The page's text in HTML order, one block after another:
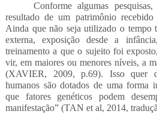
Conforme algumas
resultado de um patrimônio
Ainda que não seja utilizado o tempo
externa, exposição desde a
treinamento a que o sujeito foi
vir, em maiores ou menores níveis, a
(XAVIER, 2009, p.69). Isso quer
humanos são dotados de uma forma
que fatores genéticos podem
manifestação” (TAN et al, 2014,